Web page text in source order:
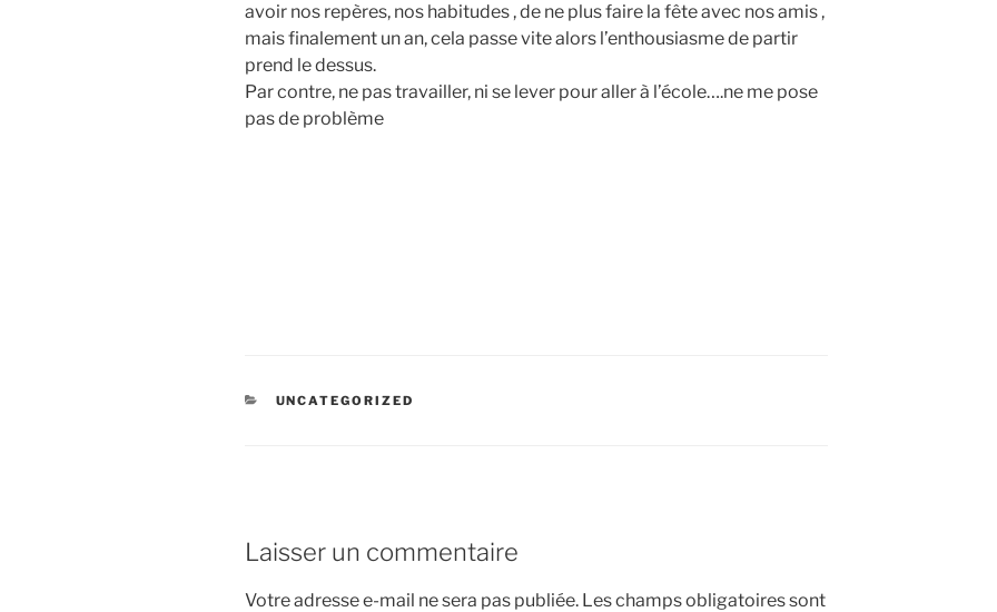
avoir nos repères, nos habitudes , de ne plus faire la fête avec nos amis ,
mais finalement un an, cela passe vite alors l’enthousiasme de partir
prend le dessus.
Par contre, ne pas travailler, ni se lever pour aller à l’école….ne me pose
pas de problème
CATÉGORIES
UNCATEGORIZED
Laisser un commentaire
Votre adresse e-mail ne sera pas publiée. Les champs obligatoires sont